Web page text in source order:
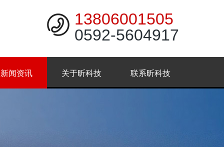
13806001505
0592-5604917
新闻资讯 关于昕科技 联系昕科技